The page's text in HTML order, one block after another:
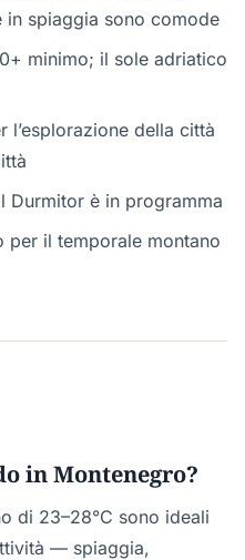
spiaggia sono comode
minimo; il sole adriatico
l’esplorazione della città
Durmitor è in programma
per il temporale montano
in Montenegro?
di 23–28°C sono ideali
— spiaggia,